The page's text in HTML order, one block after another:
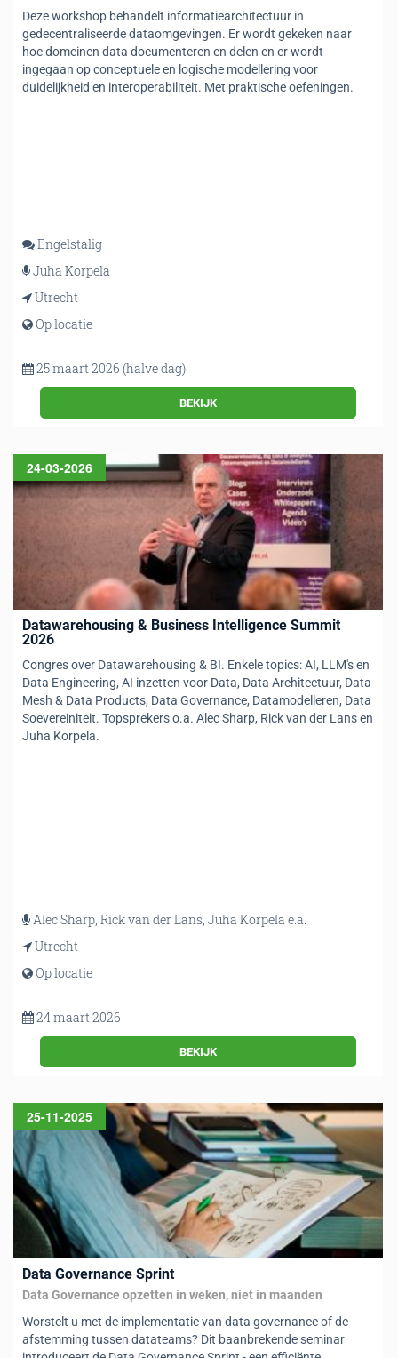
Deze workshop behandelt informatiearchitectuur in
gedecentraliseerde dataomgevingen. Er wordt gekeken naar
hoe domeinen data documenteren en delen en er wordt
ingegaan op conceptuele en logische modellering voor
duidelijkheid en interoperabiliteit. Met praktische oefeningen.
Engelstalig
Juha Korpela
Utrecht
Op locatie
25 maart 2026 (halve dag)
BEKIJK
24-03-2026
Datawarehousing & Business Intelligence Summit
2026
Congres over Datawarehousing & BI. Enkele topics: AI, LLM's en
Data Engineering, AI inzetten voor Data, Data Architectuur, Data
Mesh & Data Products, Data Governance, Datamodelleren, Data
Soevereiniteit. Topsprekers o.a. Alec Sharp, Rick van der Lans en
Juha Korpela.
Alec Sharp, Rick van der Lans, Juha Korpela e.a.
Utrecht
Op locatie
24 maart 2026
BEKIJK
25-11-2025
Data Governance Sprint
Data Governance opzetten in weken, niet in maanden
Worstelt u met de implementatie van data governance of de
afstemming tussen datateams? Dit baanbrekende seminar